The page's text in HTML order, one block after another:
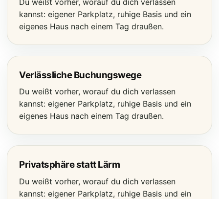
Du weißt vorher, worauf du dich verlassen
kannst: eigener Parkplatz, ruhige Basis und ein
eigenes Haus nach einem Tag draußen.
Verlässliche Buchungswege
Du weißt vorher, worauf du dich verlassen
kannst: eigener Parkplatz, ruhige Basis und ein
eigenes Haus nach einem Tag draußen.
Privatsphäre statt Lärm
Du weißt vorher, worauf du dich verlassen
kannst: eigener Parkplatz, ruhige Basis und ein